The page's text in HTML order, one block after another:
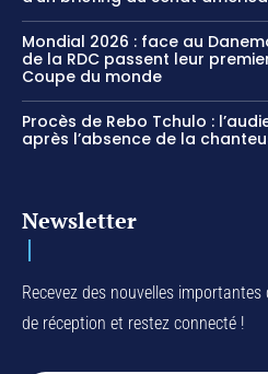
Mondial 2026 : face au
de la RDC passent leur
Coupe du monde
Procès de Rebo Tchulo :
après l’absence de la
Newsletter
Recevez des nouvelles
de réception et restez connecté !